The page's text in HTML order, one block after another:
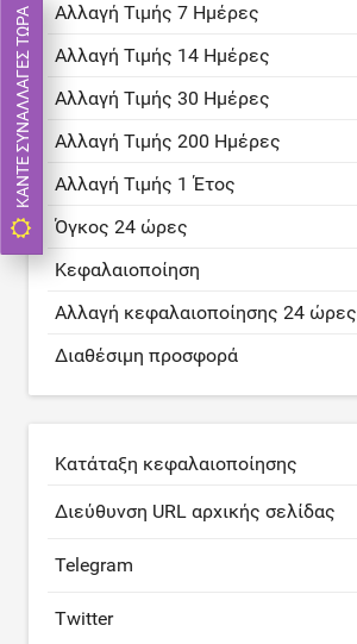
Αλλαγή Τιμής 7 Ημέρες
Αλλαγή Τιμής 14 Ημέρες
Αλλαγή Τιμής 30 Ημέρες
Αλλαγή Τιμής 200 Ημέρες
Αλλαγή Τιμής 1 Έτος
Όγκος 24 ώρες
Κεφαλαιοποίηση
Αλλαγή κεφαλαιοποίησης 24 ώρες
Διαθέσιμη προσφορά
Κατάταξη κεφαλαιοποίησης
Διεύθυνση URL αρχικής σελίδας
Telegram
Twitter
ΚΆΝΤΕ ΣΥΝΑΛΛΑΓΈΣ ΤΏΡΑ